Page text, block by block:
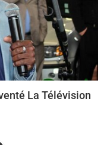
La Télévision